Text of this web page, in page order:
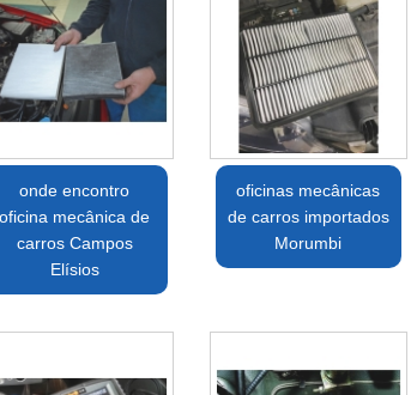
onde encontro
oficina mecânica de
carros Campos
Elísios
oficinas mecânicas
de carros importados
Morumbi